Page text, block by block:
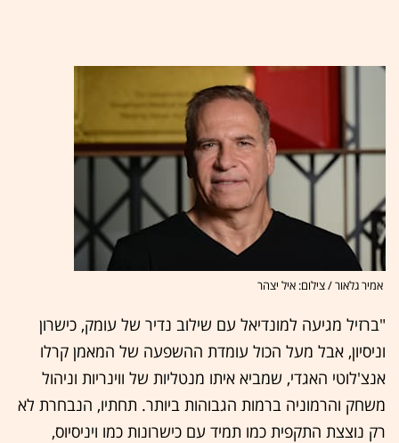
אמיר גלאור / צילום: איל יצהר
"ברזיל מגיעה למונדיאל עם שילוב נדיר של עומק, כישרון
וניסיון, אבל מעל הכול עומדת ההשפעה של המאמן קרלו
אנצ'לוטי האגדי, שמביא איתו מנטליות של ווינריות וניהול
משחק והרמוניה ברמות הגבוהות ביותר. תחתיו, הנבחרת לא
רק נוצצת התקפית כמו תמיד עם כישרונות כמו ויניסיוס,